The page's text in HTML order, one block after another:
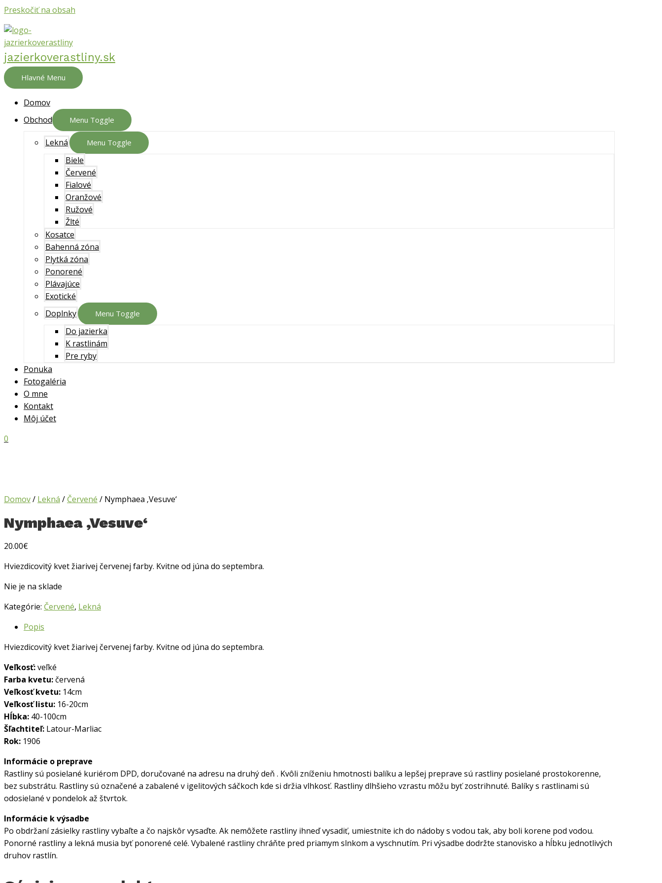
Preskočiť na obsah
jazierkoverastliny.sk
Hlavné Menu
Domov
Obchod
Menu Toggle
Lekná Menu Toggle
Biele
Červené
Fialové
Oranžové
Ružové
Žlté
Kosatce
Bahenná zóna
Plytká zóna
Ponorené
Plávajúce
Exotické
Doplnky
Menu Toggle
Do jazierka
K rastlinám
Pre ryby
Ponuka
Fotogaléria
O mne
Kontakt
Môj účet
0
Domov/ Lekná / Červené / Nymphaea ‚Vesuve‘
Nymphaea ‚Vesuve‘
20.00€
Hviezdicovitý kvet žiarivej červenej farby. Kvitne od júna do septembra.
Nie je na sklade
Kategórie: Červené, Lekná
Popis
Hviezdicovitý kvet žiarivej červenej farby. Kvitne od júna do septembra.
Veľkosť:veľké
Farba kvetu: červená
Veľkosť kvetu: 14cm
Veľkosť listu: 16-20cm
Hĺbka: 40-100cm
Šľachtiteľ: Latour-Marliac
Rok: 1906
Informácie o preprave
Rastliny sú posielané kuriérom DPD, doručované na adresu na druhý deň . Kvôli zníženiu hmotnosti balíku a lepšej preprave sú rastliny posielané prostokorenne,
bez substrátu. Rastliny sú označené a zabalené v igelitových sáčkoch kde si držia vlhkosť. Rastliny dlhšieho vzrastu môžu byť zostrihnuté. Balíky s rastlinami sú
odosielané v pondelok až štvrtok.
Informácie k výsadbe
Po obdržaní zásielky rastliny vybaľte a čo najskôr vysaďte. Ak nemôžete rastliny ihneď vysadiť, umiestnite ich do nádoby s vodou tak, aby boli korene pod vodou.
Ponorné rastliny a lekná musia byť ponorené celé. Vybalené rastliny chráňte pred priamym slnkom a vyschnutím. Pri výsadbe dodržte stanovisko a hĺbku jednotlivých
druhov rastlín.